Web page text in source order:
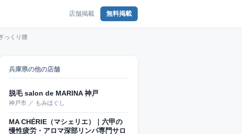
店舗掲載 無料掲載
っくり腰
兵庫県の他の店舗
脱毛 salon de MARINA 神戸
神戸市 ／ もみほぐし
MA CHÉRIE（マシェリエ）｜六甲の
慢性疲労・アロマ深部リンパ専門サロ